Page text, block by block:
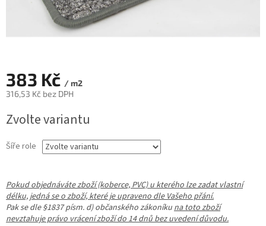
383 Kč / m2
316,53 Kč bez DPH
cena:
Zvolte variantu
Šíře role
Pokud objednáváte zboží (koberce, PVC) u kterého lze zadat vlastní
délku, jedná se o zboží, které je upraveno dle Vašeho přání.
Pak se dle §1837 písm. d) občanského zákoníku na toto zboží
nevztahuje právo vrácení zboží do 14 dnů bez uvedení důvodu.